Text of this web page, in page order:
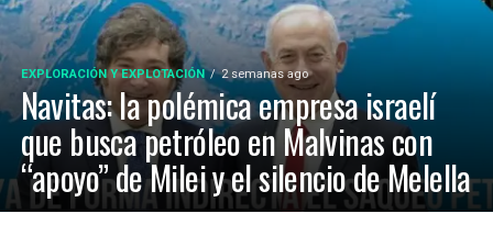
EXPLORACIÓN Y EXPLOTACIÓN 2 semanas ago
Navitas: la polémica empresa israelí
que busca petróleo en Malvinas con
“apoyo” de Milei y el silencio de Melella